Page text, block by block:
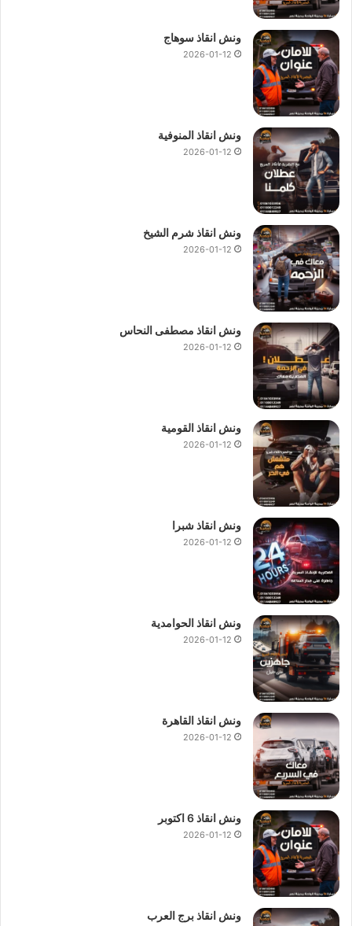
ونش انقاذ سوهاج
2026-01-12
ونش انقاذ المنوفية
2026-01-12
ونش انقاذ شرم الشيخ
2026-01-12
ونش انقاذ مصطفى النحاس
2026-01-12
ونش انقاذ القومية
2026-01-12
ونش انقاذ شبرا
2026-01-12
ونش انقاذ الحوامدية
2026-01-12
ونش انقاذ القاهرة
2026-01-12
ونش انقاذ 6 اكتوبر
2026-01-12
ونش انقاذ برج العرب